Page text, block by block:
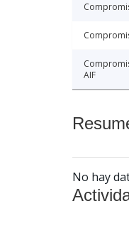
AIF
No hay